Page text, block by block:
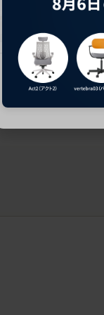
クにおすすめのオフ